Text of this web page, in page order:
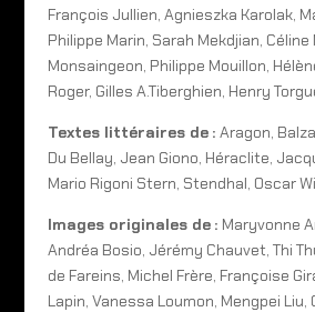
François Jullien, Agnieszka Karolak,
Philippe Marin, Sarah Mekdjian, Céline
Monsaingeon, Philippe Mouillon,
Roger, Gilles A.Tiberghien, Henry
Textes littéraires de : Aragon,
Du Bellay, Jean Giono, Héraclite,
Mario Rigoni Stern, Stendhal, Oscar
Images originales de : Maryvonne
Andréa Bosio, Jérémy Chauvet, Thi
de Fareins, Michel Frère, Françoise
Lapin, Vanessa Loumon, Mengpei Liu,